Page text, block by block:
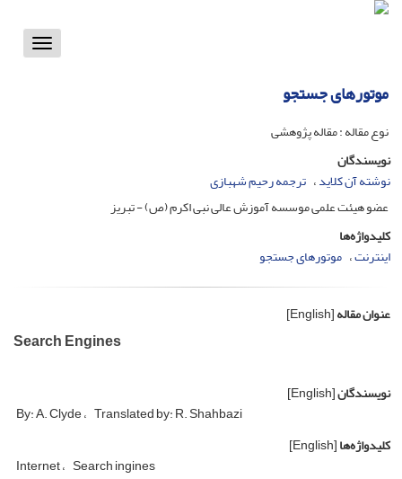
Toggle
موتورهای جستجو
نوع مقاله : مقاله پژوهشی
نویسندگان
نوشته آن کلاید ترجمه رحیم شهبازی
عضو هیئت علمی موسسه آموزش عالی نبی اکرم (ص) - تبریز
کلیدواژه‌ها
اینترنت موتورهای جستجو
عنوان مقاله[English]
Search Engines
نویسندگان[English]
By: A. Clyde Translated by: R. Shahbazi
کلیدواژه‌ها[English]
Internet Search ingines